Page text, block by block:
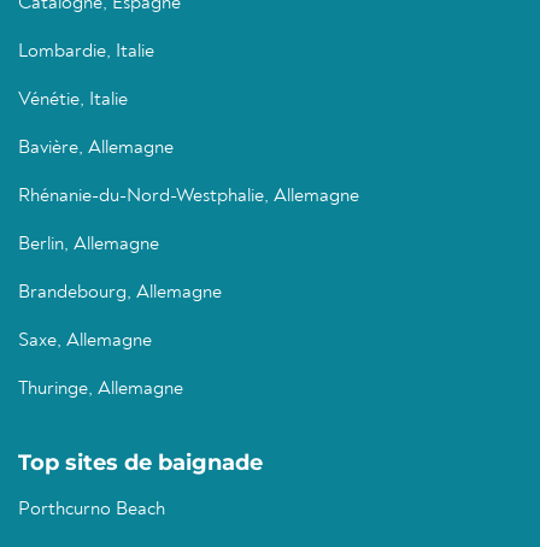
Catalogne, Espagne
Lombardie, Italie
Vénétie, Italie
Bavière, Allemagne
Rhénanie-du-Nord-Westphalie, Allemagne
Berlin, Allemagne
Brandebourg, Allemagne
Saxe, Allemagne
Thuringe, Allemagne
Top sites de baignade
Porthcurno Beach